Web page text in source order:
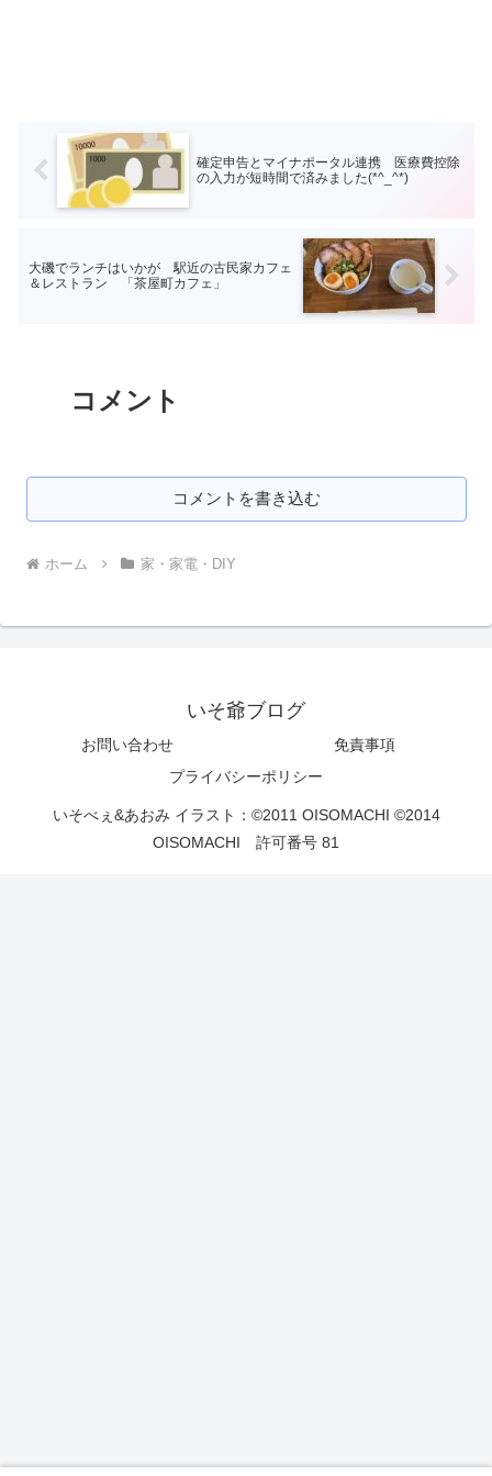
確定申告とマイナポータル連携 医療費控除
の入力が短時間で済みました(*^_^*)
大磯でランチはいかが 駅近の古民家カフェ
＆レストラン 「茶屋町カフェ」
コメント
コメントを書き込む
ホーム 家・家電・DIY
いそ爺ブログ
お問い合わせ
免責事項
プライバシーポリシー
いそべぇ&あおみ イラスト：©2011 OISOMACHI ©2014
OISOMACHI 許可番号 81